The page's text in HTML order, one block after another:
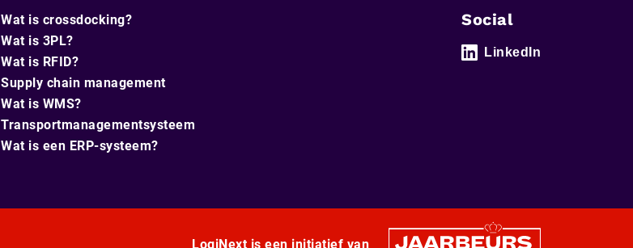
Wat is crossdocking?
Wat is 3PL?
Wat is RFID?
Supply chain management
Wat is WMS?
Transportmanagementsysteem
Wat is een ERP-systeem?
Social
LinkedIn
LogiNext is een initiatief van